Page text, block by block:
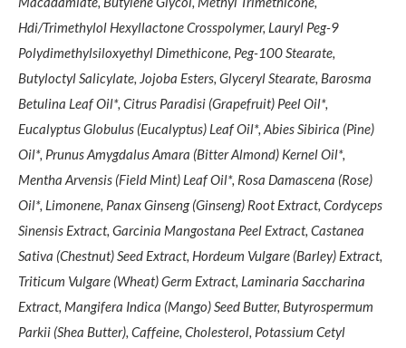
Hdi/Trimethylol Hexyllactone Crosspolymer, Lauryl Peg-9
Polydimethylsiloxyethyl Dimethicone, Peg-100 Stearate,
Butyloctyl Salicylate, Jojoba Esters, Glyceryl Stearate, Barosma
Betulina Leaf Oil*, Citrus Paradisi (Grapefruit) Peel Oil*,
Eucalyptus Globulus (Eucalyptus) Leaf Oil*, Abies Sibirica (Pine)
Oil*, Prunus Amygdalus Amara (Bitter Almond) Kernel Oil*,
Mentha Arvensis (Field Mint) Leaf Oil*, Rosa Damascena (Rose)
Oil*, Limonene, Panax Ginseng (Ginseng) Root Extract, Cordyceps
Sinensis Extract, Garcinia Mangostana Peel Extract, Castanea
Sativa (Chestnut) Seed Extract, Hordeum Vulgare (Barley) Extract,
Triticum Vulgare (Wheat) Germ Extract, Laminaria Saccharina
Extract, Mangifera Indica (Mango) Seed Butter, Butyrospermum
Parkii (Shea Butter), Caffeine, Cholesterol, Potassium Cetyl